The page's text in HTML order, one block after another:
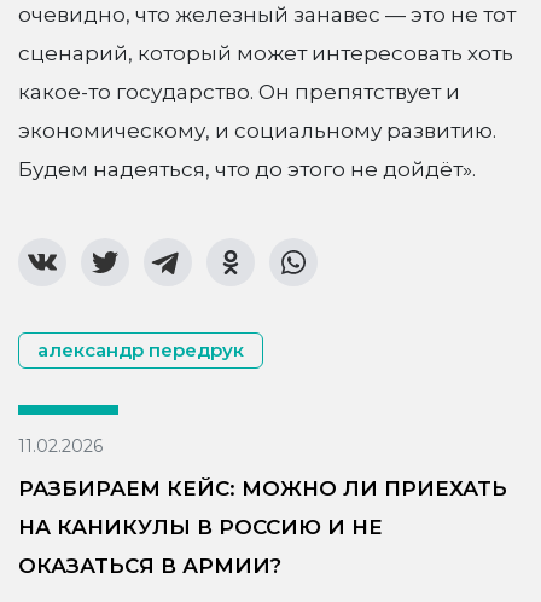
очевидно, что железный занавес — это не тот
сценарий, который может интересовать хоть
какое-то государство. Он препятствует и
экономическому, и социальному развитию.
Будем надеяться, что до этого не дойдёт».
александр передрук
11.02.2026
РАЗБИРАЕМ КЕЙС: МОЖНО ЛИ ПРИЕХАТЬ
НА КАНИКУЛЫ В РОССИЮ И НЕ
ОКАЗАТЬСЯ В АРМИИ?